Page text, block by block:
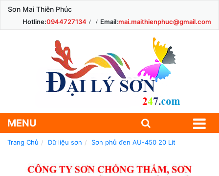
Sơn Mai Thiên Phúc
Hotline:0944727134 Email:mai.maithienphuc@gmail.com
MENU
Trang Chủ Dữ liệu sơn Sơn phủ đen AU-450 20 Lit